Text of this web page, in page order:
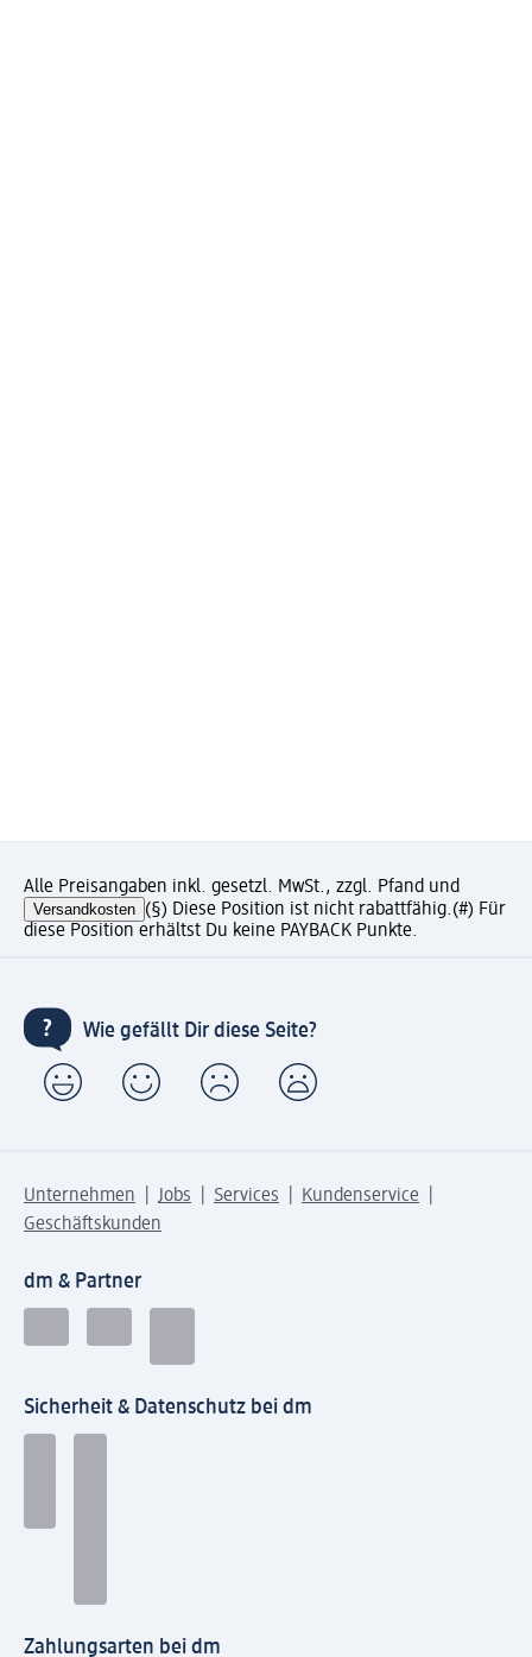
Alle Preisangaben inkl. gesetzl. MwSt., zzgl. Pfand und
Versandkosten (§) Diese Position ist nicht rabattfähig.(#) Für
diese Position erhältst Du keine PAYBACK Punkte.
Wie gefällt Dir diese Seite?
Unternehmen Jobs Services
Kundenservice
Geschäftskunden
dm & Partner
Sicherheit & Datenschutz bei dm
Zahlungsarten bei dm